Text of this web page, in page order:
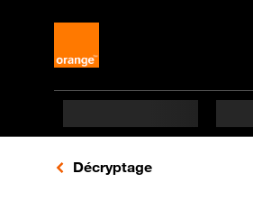
Retours vers le listing
Décryptage